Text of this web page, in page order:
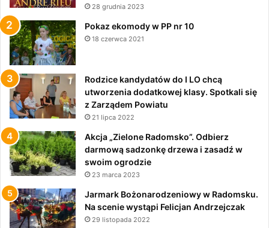
28 grudnia 2023
Pokaz ekomody w PP nr 10
18 czerwca 2021
Rodzice kandydatów do I LO chcą
utworzenia dodatkowej klasy. Spotkali się
z Zarządem Powiatu
21 lipca 2022
Akcja „Zielone Radomsko”. Odbierz
darmową sadzonkę drzewa i zasadź w
swoim ogrodzie
23 marca 2023
Jarmark Bożonarodzeniowy w Radomsku.
Na scenie wystąpi Felicjan Andrzejczak
29 listopada 2022